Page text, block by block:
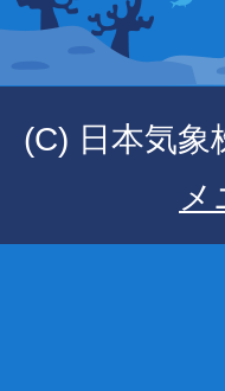
(C) 日本気象
メ